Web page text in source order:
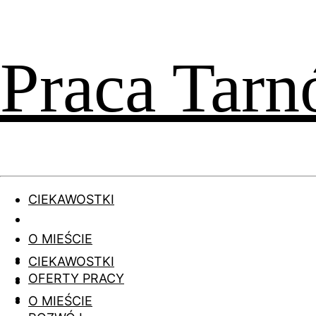
Praca
CIEKAWOSTKI
O MIEŚCIE
OFERTY PRACY
CIEKAWOSTKI
O MIEŚCIE